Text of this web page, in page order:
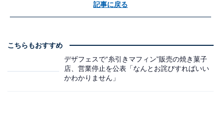
記事に戻る
こちらもおすすめ
デザフェスで“糸引きマフィン”販売の焼き菓子
店、営業停止を公表「なんとお詫びすればいい
かわかりません」